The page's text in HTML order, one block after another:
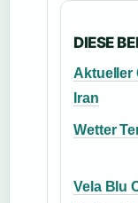
DIESE
Aktueller
Iran
Wetter
Vela Blu